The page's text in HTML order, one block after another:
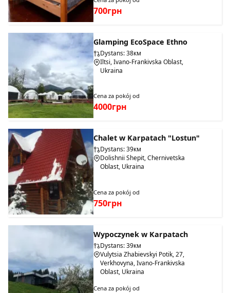
700грн
Glamping EcoSpace Ethno
Dystans: 38км
Iltsi, Ivano-Frankivska Oblast,
Ukraina
Cena za pokój od
4000грн
Chalet w Karpatach "Lostun"
Dystans: 39км
Dolishnii Shepit, Chernivetska
Oblast, Ukraina
Cena za pokój od
750грн
Wypoczynek w Karpatach
Dystans: 39км
Vulytsia Zhabievskyi Potik, 27,
Verkhovyna, Ivano-Frankivska
Oblast, Ukraina
Cena za pokój od